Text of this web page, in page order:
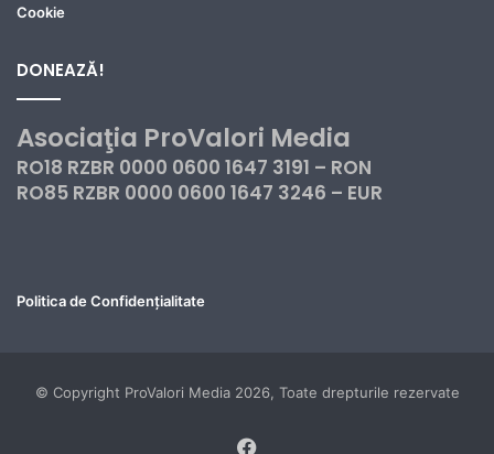
Cookie
DONEAZĂ!
Asociaţia ProValori Media
RO18 RZBR 0000 0600 1647 3191 – RON
RO85 RZBR 0000 0600 1647 3246 – EUR
Politica de Confidențialitate
© Copyright ProValori Media 2026, Toate drepturile rezervate